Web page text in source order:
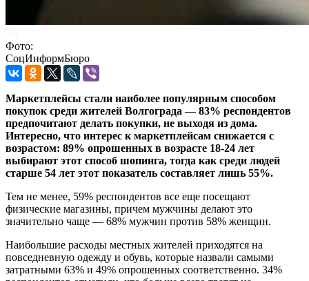
Фото:
СоцИнформБюро
Маркетплейсы стали наиболее популярным способом
покупок среди жителей Волгограда — 83% респондентов
предпочитают делать покупки, не выходя из дома.
Интересно, что интерес к маркетплейсам снижается с
возрастом: 89% опрошенных в возрасте 18-24 лет
выбирают этот способ шопинга, тогда как среди людей
старше 54 лет этот показатель составляет лишь 55%.
Тем не менее, 59% респондентов все еще посещают
физические магазины, причем мужчины делают это
значительно чаще — 68% мужчин против 58% женщин.
Наибольшие расходы местных жителей приходятся на
повседневную одежду и обувь, которые назвали самыми
затратными 63% и 49% опрошенных соответственно. 34%